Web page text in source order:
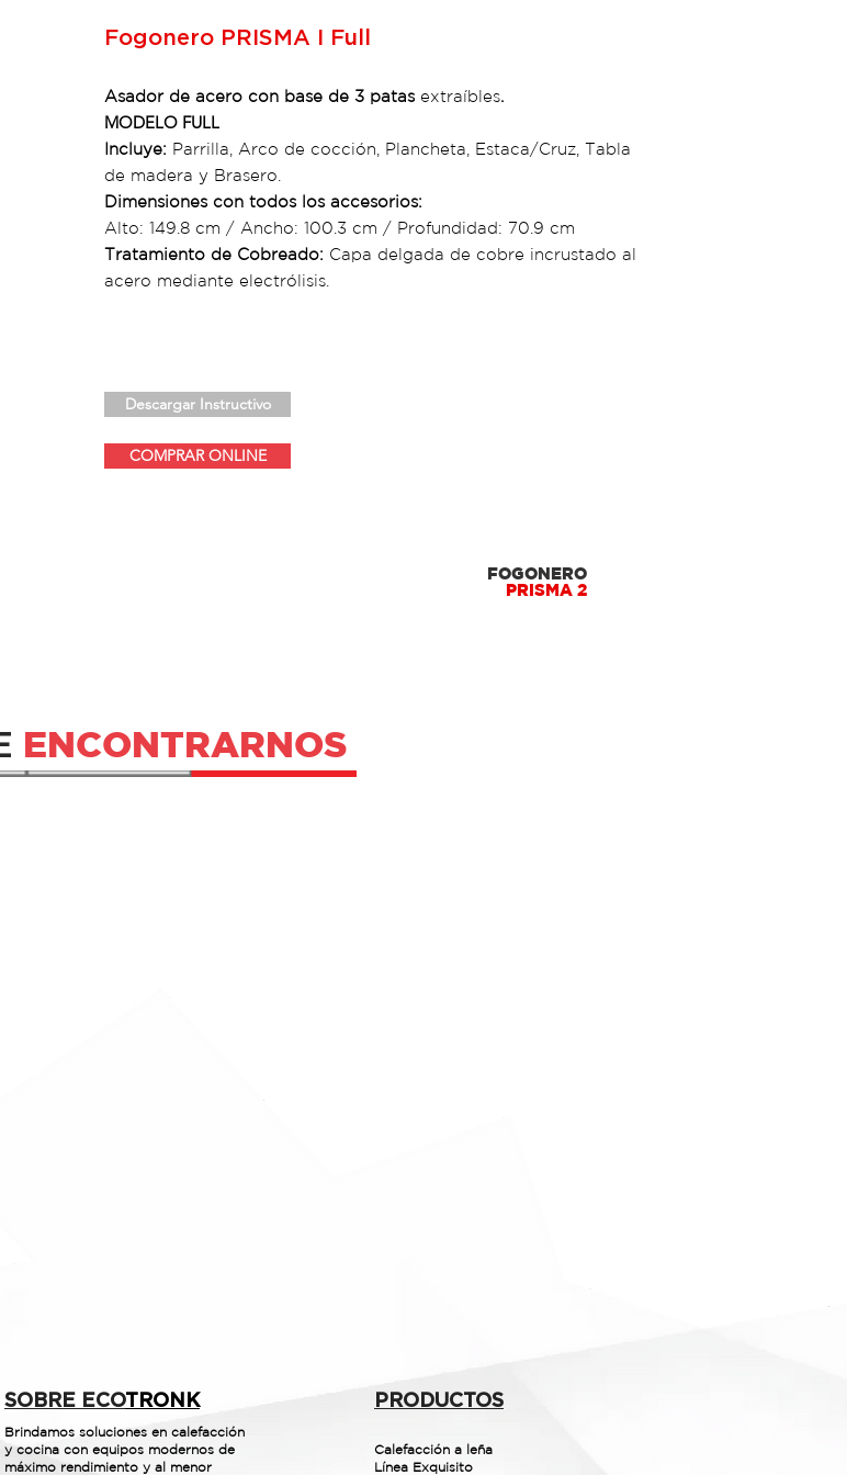
Fogonero PRISMA I Full
Asador de acero con base de 3 patas extraíbles.
MODELO FULL
Incluye: Parrilla, Arco de cocción, Plancheta, Estaca/Cruz, Tabla
de madera y Brasero.
Dimensiones con todos los accesorios:
Alto: 149.8 cm / Ancho: 100.3 cm / Profundidad: 70.9 cm
Tratamiento de Cobreado: Capa delgada de cobre incrustado al
acero mediante electrólisis.
Descargar Instructivo
COMPRAR ONLINE
FOGONERO
PRISMA 2
ENCONTRARNOS
SOBRE ECOTRONK
Brindamos soluciones en calefacción
y cocina con equipos modernos de
máximo rendimiento y al menor
PRODUCTOS
Calefacción a leña
Línea Exquisito